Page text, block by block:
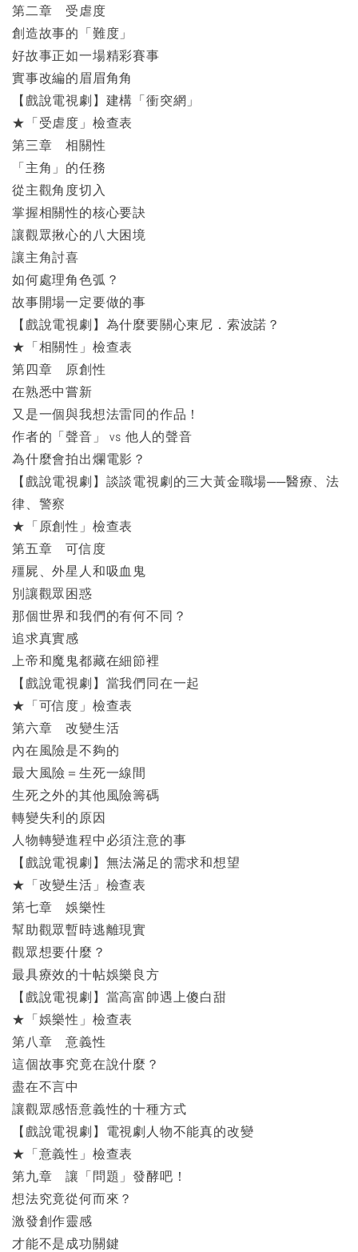
第二章 受虐度
創造故事的「難度」
好故事正如一場精彩賽事
實事改編的眉眉角角
【戲說電視劇】建構「衝突網」
★「受虐度」檢查表
第三章 相關性
「主角」的任務
從主觀角度切入
掌握相關性的核心要訣
讓觀眾揪心的八大困境
讓主角討喜
如何處理角色弧？
故事開場一定要做的事
【戲說電視劇】為什麼要關心東尼．索波諾？
★「相關性」檢查表
第四章 原創性
在熟悉中嘗新
又是一個與我想法雷同的作品！
作者的「聲音」 vs 他人的聲音
為什麼會拍出爛電影？
【戲說電視劇】談談電視劇的三大黃金職場──醫療、法
律、警察
★「原創性」檢查表
第五章 可信度
殭屍、外星人和吸血鬼
別讓觀眾困惑
那個世界和我們的有何不同？
追求真實感
上帝和魔鬼都藏在細節裡
【戲說電視劇】當我們同在一起
★「可信度」檢查表
第六章 改變生活
內在風險是不夠的
最大風險＝生死一線間
生死之外的其他風險籌碼
轉變失利的原因
人物轉變進程中必須注意的事
【戲說電視劇】無法滿足的需求和想望
★「改變生活」檢查表
第七章 娛樂性
幫助觀眾暫時逃離現實
觀眾想要什麼？
最具療效的十帖娛樂良方
【戲說電視劇】當高富帥遇上傻白甜
★「娛樂性」檢查表
第八章 意義性
這個故事究竟在說什麼？
盡在不言中
讓觀眾感悟意義性的十種方式
【戲說電視劇】電視劇人物不能真的改變
★「意義性」檢查表
第九章 讓「問題」發酵吧！
想法究竟從何而來？
激發創作靈感
才能不是成功關鍵